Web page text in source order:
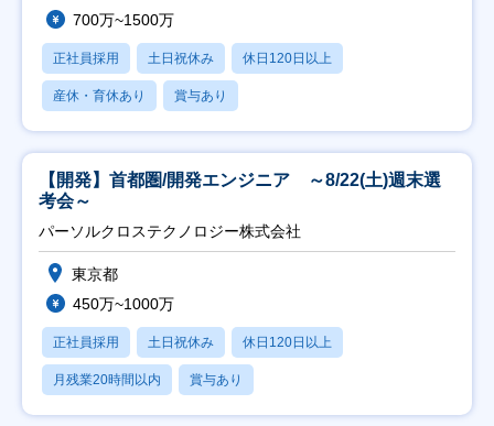
700万~1500万
正社員採用 土日祝休み 休日120日以上
産休・育休あり 賞与あり
【開発】首都圏/開発エンジニア ～8/22(土)週末選
考会～
パーソルクロステクノロジー株式会社
東京都
450万~1000万
正社員採用 土日祝休み 休日120日以上
月残業20時間以内 賞与あり